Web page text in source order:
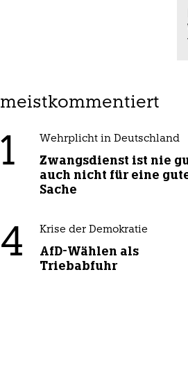
meistkommentiert
1 Wehrplicht in Deutschland
Zwangsdienst ist nie
auch nicht für eine
Sache
4 Krise der Demokratie
AfD-Wählen als
Triebabfuhr